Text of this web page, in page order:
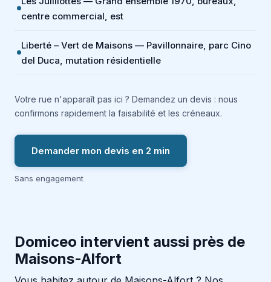
centre commercial, est
Liberté – Vert de Maisons — Pavillonnaire, parc Cino
del Duca, mutation résidentielle
Votre rue n'apparaît pas ici ? Demandez un devis : nous
confirmons rapidement la faisabilité et les créneaux.
Demander mon devis en 2 min
Sans engagement
Domiceo intervient aussi près de
Maisons-Alfort